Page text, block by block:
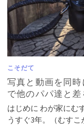
こそだて
写真と動画を同
で他のパパ達と差
はじめに わが家にむ
うすぐ3年。（むす